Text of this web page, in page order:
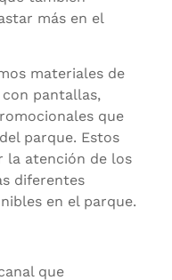
más en el
materiales de
pantallas,
que
parque. Estos
la atención de los
diferentes
en el parque.
que